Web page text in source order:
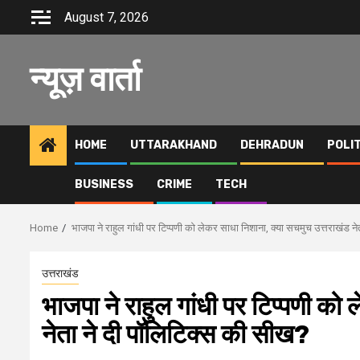
August 7, 2026
न्यूज़ वार्ता
HOME UTTARAKHAND DEHRADUN
BUSINESS CRIME TECH
Home भाजपा ने राहुल गांधी पर टिप्पणी को लेकर साधा निशाना, क्या सचमुच उत्तराखंड
उत्तराखंड
भाजपा ने राहुल गांधी पर टिप्पणी
नेता ने दी पॉलिटिक्स की सीख?